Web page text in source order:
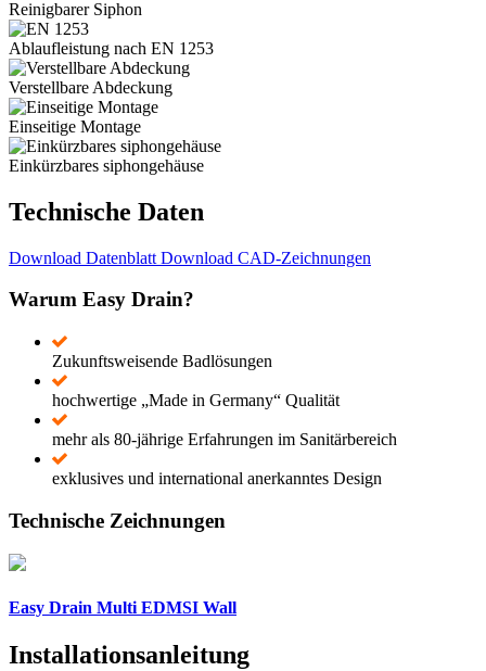
Reinigbarer Siphon
Ablaufleistung nach EN 1253
Verstellbare Abdeckung
Einseitige Montage
Einkürzbares siphongehäuse
Technische Daten
Download Datenblatt Download CAD-Zeichnungen
Warum Easy Drain?
Zukunftsweisende Badlösungen
hochwertige „Made in Germany“ Qualität
mehr als 80-jährige Erfahrungen im Sanitärbereich
exklusives und international anerkanntes Design
Technische Zeichnungen
Easy Drain Multi EDMSI Wall
Installationsanleitung